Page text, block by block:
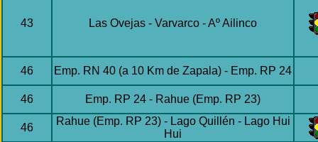
43 Las Ovejas - Varvarco - Aº Ailinco
46 Emp. RN 40 (a 10 Km de Zapala) - Emp. RP 24
46 Emp. RP 24 - Rahue (Emp. RP 23)
46
Rahue (Emp. RP 23) - Lago Quillén - Lago Hui
Hui